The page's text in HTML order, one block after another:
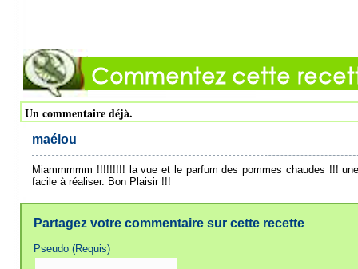
Un commentaire déjà.
maélou
Miammmmm !!!!!!!!! la vue et le parfum des pommes chaudes !!!
facile à réaliser. Bon Plaisir !!!
Partagez votre commentaire sur cette recette
Pseudo (Requis)